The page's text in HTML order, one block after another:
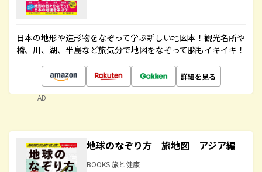
日本の地形や造形物をなぞって学ぶ新しい地図本！観光名所や
橋、川、湖、半島など旅気分で地図をなぞって脳もイキイキ！
詳細を見る
AD
地球のなぞり方 旅地図 アジア編
BOOKS 旅と健康